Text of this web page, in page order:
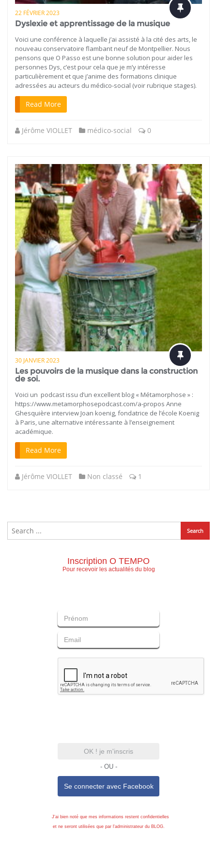
22 FÉVRIER 2023
Dyslexie et apprentissage de la musique
Voici une conférence à laquelle j’ai assisté à la cité des arts, le
nouveau conservatoire flambant neuf de Montpellier. Nous
pensons que O Passo est une bonne solution pour aider les
personnes Dys, c’est pour cela que je m’y intéresse
particulièrement et que j’anime des formations clinique
adressées au acteurs du médico-social (voir rubrique stages).
Read More
Jérôme VIOLLET médico-social 0
30 JANVIER 2023
Les pouvoirs de la musique dans la construction
de soi.
Voici un podcast issu d’un excellent blog « Métamorphose » :
https://www.metamorphosepodcast.com/a-propos Anne
Ghesquière interview Joan koenig, fondatrice de l’école Koenig
à Paris, une alternative intéressante à l’enseignement
académique.
Read More
Jérôme VIOLLET Non classé 1
Inscription O TEMPO
Pour recevoir les actualités du blog
OK ! je m'inscris
- OU -
Se connecter avec Facebook
J'ai bien noté que mes informations restent confidentielles
et ne seront utilisées que par l'administrateur du BLOG.